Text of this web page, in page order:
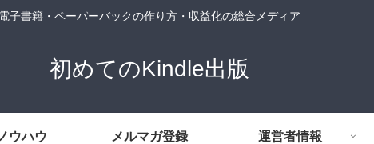
電子書籍・ペーパーバックの作り方・収益化の総合メディア
初めてのKindle出版
ウハウ メルマガ登録 運営者情報